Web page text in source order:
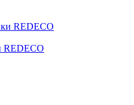
REDECO